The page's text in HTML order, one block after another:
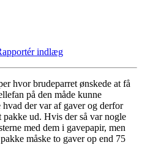
indlæg
hvor brudeparret ønskede at få
på den måde kunne
hvad der var af gaver og derfor
pakke ud. Hvis der så var nogle
med dem i gavepapir, men
måske to gaver op end 75